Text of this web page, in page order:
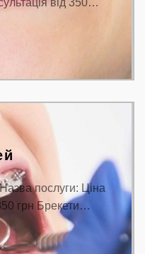
від 350…
послуги: Ціна
грн Брекети…